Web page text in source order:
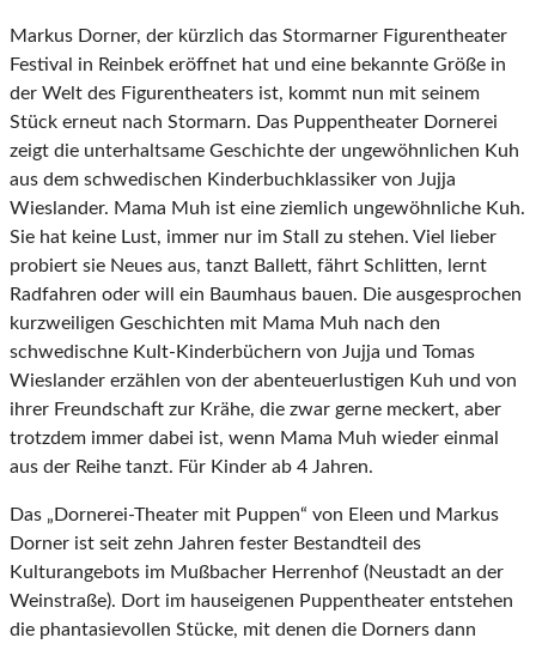
Markus Dorner, der kürzlich das Stormarner Figurentheater
Festival in Reinbek eröffnet hat und eine bekannte Größe in
der Welt des Figurentheaters ist, kommt nun mit seinem
Stück erneut nach Stormarn. Das Puppentheater Dornerei
zeigt die unterhaltsame Geschichte der ungewöhnlichen Kuh
aus dem schwedischen Kinderbuchklassiker von Jujja
Wieslander. Mama Muh ist eine ziemlich ungewöhnliche Kuh.
Sie hat keine Lust, immer nur im Stall zu stehen. Viel lieber
probiert sie Neues aus, tanzt Ballett, fährt Schlitten, lernt
Radfahren oder will ein Baumhaus bauen. Die ausgesprochen
kurzweiligen Geschichten mit Mama Muh nach den
schwedischne Kult-Kinderbüchern von Jujja und Tomas
Wieslander erzählen von der abenteuerlustigen Kuh und von
ihrer Freundschaft zur Krähe, die zwar gerne meckert, aber
trotzdem immer dabei ist, wenn Mama Muh wieder einmal
aus der Reihe tanzt. Für Kinder ab 4 Jahren.
Das „Dornerei-Theater mit Puppen“ von Eleen und Markus
Dorner ist seit zehn Jahren fester Bestandteil des
Kulturangebots im Mußbacher Herrenhof (Neustadt an der
Weinstraße). Dort im hauseigenen Puppentheater entstehen
die phantasievollen Stücke, mit denen die Dorners dann